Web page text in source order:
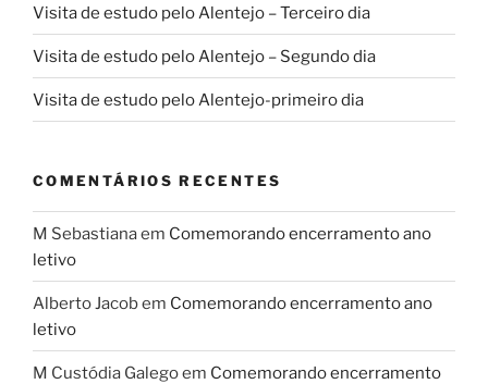
Visita de estudo pelo Alentejo – Terceiro dia
Visita de estudo pelo Alentejo – Segundo dia
Visita de estudo pelo Alentejo-primeiro dia
COMENTÁRIOS RECENTES
M Sebastianaem Comemorando encerramento ano
letivo
Alberto Jacobem Comemorando encerramento ano
letivo
M Custódia Galegoem Comemorando encerramento